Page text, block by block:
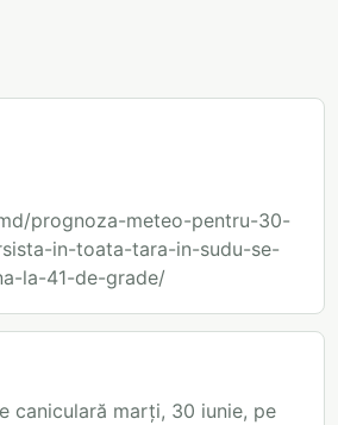
prognoza-meteo-pentru-30-
in-toata-tara-in-sudu-se-
la-41-de-grade/
caniculară marți, 30 iunie, pe